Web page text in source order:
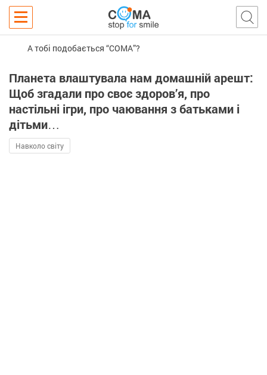
А тобі подобається “COMA”?
Планета влаштувала нам домашній арешт:
Щоб згадали про своє здоров’я, про
настільні ігри, про чаювання з батьками і
дітьми…
Навколо світу